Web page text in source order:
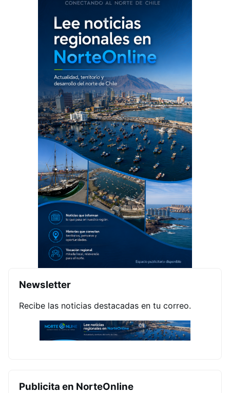
Newsletter
Recibe las noticias destacadas en tu correo.
Publicita en NorteOnline